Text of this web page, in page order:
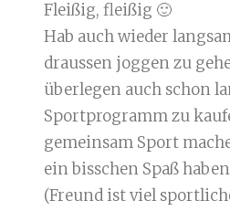
Fleißig, fleißig 🙂
Hab auch wieder
draussen joggen zu
überlegen auch schon
Sportprogramm zu
gemeinsam Sport
ein bisschen Spaß
(Freund ist viel